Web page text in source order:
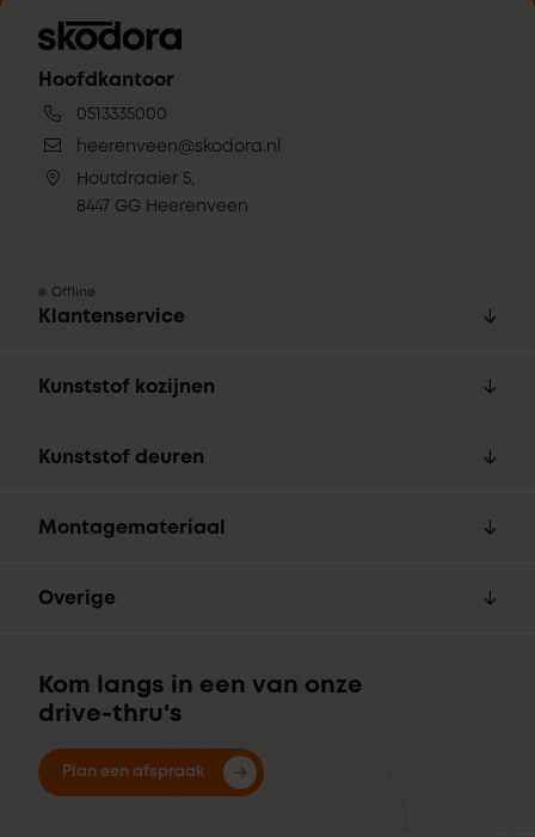
Hoofdkantoor
0513335000
heerenveen@skodora.nl
Houtdraaier 5,
8447 GG Heerenveen
Offline
Klantenservice
Kunststof kozijnen
Kunststof deuren
Montagemateriaal
Overige
Kom langs in een van onze
drive-thru's
Plan een afspraak